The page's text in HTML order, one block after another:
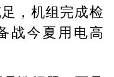
，机组完成检
战今夏用电高